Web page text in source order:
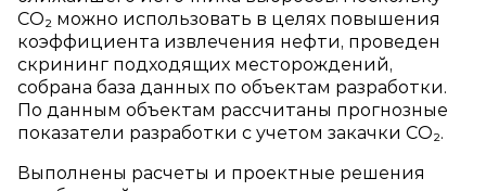
СО₂ можно использовать в целях повышения
коэффициента извлечения нефти, проведен
скрининг подходящих месторождений,
собрана база данных по объектам разработки.
По данным объектам рассчитаны прогнозные
показатели разработки с учетом закачки СО₂.
Выполнены расчеты и проектные решения